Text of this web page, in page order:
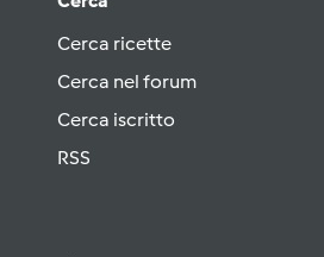
Cerca ricette
Cerca nel forum
Cerca iscritto
RSS